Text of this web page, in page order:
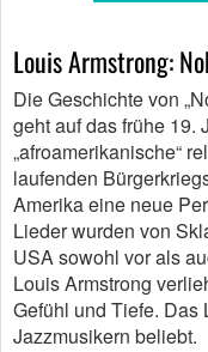
Louis Armstrong:
Die Geschichte von
geht auf das frühe 19.
„afroamerikanische“
laufenden
Amerika eine neue
Lieder wurden von
USA sowohl vor als
Louis Armstrong
Gefühl und Tiefe. Das
Jazzmusikern beliebt.